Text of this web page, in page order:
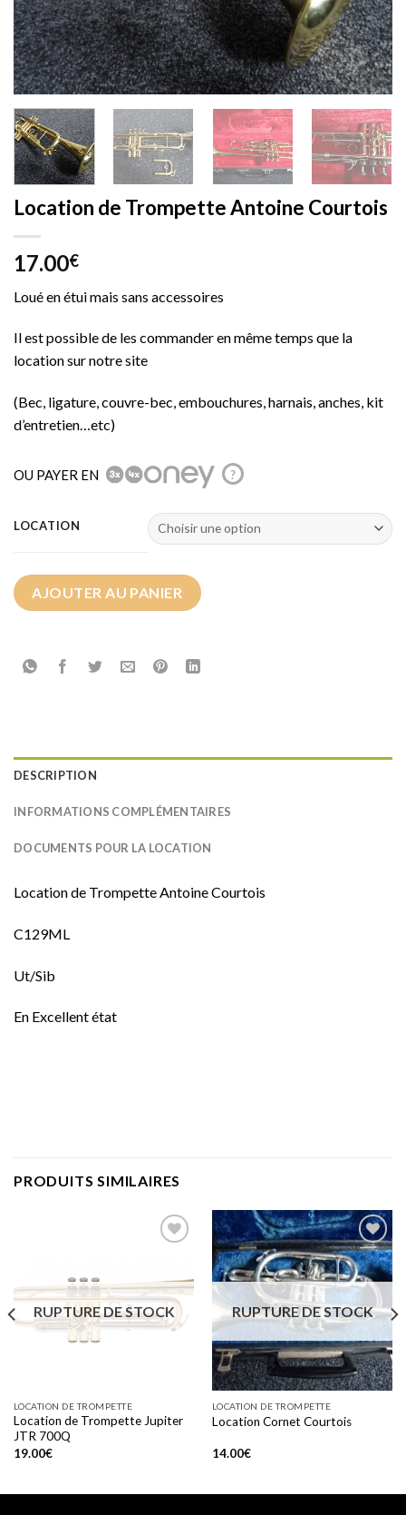
Location de Trompette Antoine Courtois
17.00€
Loué en étui mais sans accessoires
Il est possible de les commander en même temps que la
location sur notre site
(Bec, ligature, couvre-bec, embouchures, harnais, anches, kit
d’entretien…etc)
OU PAYER EN ?
LOCATION
AJOUTER AU PANIER
DESCRIPTION
INFORMATIONS COMPLÉMENTAIRES
DOCUMENTS POUR LA LOCATION
Location de Trompette Antoine Courtois
C129ML
Ut/Sib
En Excellent état
PRODUITS SIMILAIRES
Add to
wishlist
RUPTURE DE STOCK
LOCATION DE TROMPETTE
Location de Trompette Jupiter
JTR 700Q
19.00€
Add to
RUPTURE DE STOCK
LOCATION DE TROMPETTE
Location Cornet Courtois
14.00€